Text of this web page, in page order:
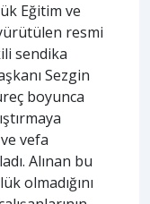
Eğitim ve
resmi
sendika
Sezgin
boyunca
vefa
Alınan bu
olmadığını